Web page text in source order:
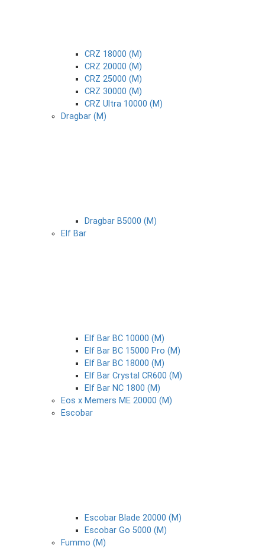
CRZ 18000 (М)
CRZ 20000 (М)
CRZ 25000 (М)
CRZ 30000 (М)
CRZ Ultra 10000 (М)
Dragbar (М)
Dragbar B5000 (М)
Elf Bar
Elf Bar BC 10000 (М)
Elf Bar BC 15000 Pro (М)
Elf Bar BC 18000 (М)
Elf Bar Crystal CR600 (М)
Elf Bar NC 1800 (М)
Eos x Memers ME 20000 (М)
Escobar
Escobar Blade 20000 (М)
Escobar Go 5000 (М)
Fummo (М)